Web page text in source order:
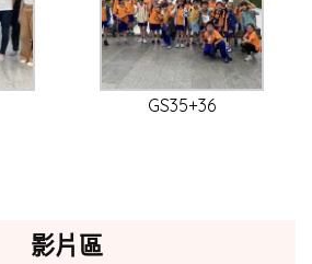
GS35+36
影片區